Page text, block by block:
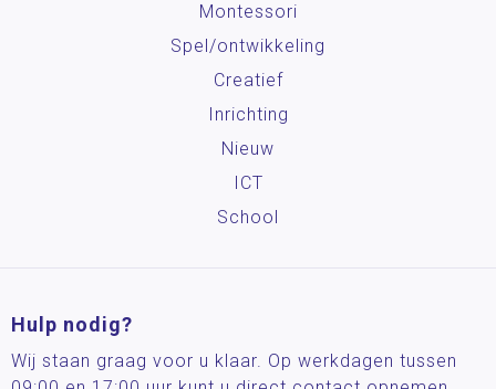
Montessori
Spel/ontwikkeling
Creatief
Inrichting
Nieuw
ICT
School
Hulp nodig?
Wij staan graag voor u klaar. Op werkdagen tussen